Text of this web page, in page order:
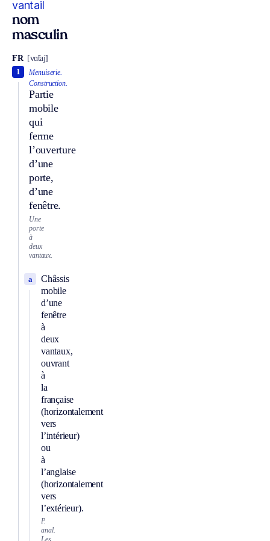
vantail
nom
masculin
FR [vɑ̃taj]
Menuiserie.
Construction.
Partie
mobile
qui
ferme
l’ouverture
d’une
porte,
d’une
fenêtre.
1
Une
porte
à
deux
vantaux.
Châssis
mobile
d’une
fenêtre
à
deux
vantaux,
ouvrant
à
la
française
(horizontalement
vers
l’intérieur)
ou
à
l’anglaise
(horizontalement
vers
l’extérieur).
a
P.
anal.